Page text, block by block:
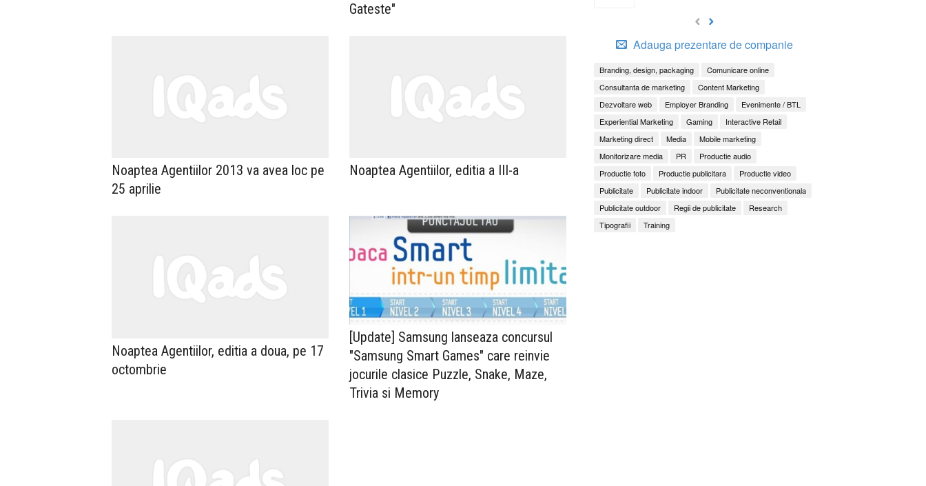
Gateste"
Noaptea Agentiilor 2013 va avea loc pe
25 aprilie
Noaptea Agentiilor, editia a III-a
Noaptea Agentiilor, editia a doua, pe 17
octombrie
[Update] Samsung lanseaza concursul
"Samsung Smart Games" care reinvie
jocurile clasice Puzzle, Snake, Maze,
Trivia si Memory
Adauga prezentare de companie
Branding, design, packaging
Comunicare online
Consultanta de marketing
Content Marketing
Dezvoltare web
Employer Branding
Evenimente / BTL
Experiential Marketing
Gaming
Interactive Retail
Marketing direct
Media
Mobile marketing
Monitorizare media
PR
Productie audio
Productie foto
Productie publicitara
Productie video
Publicitate
Publicitate indoor
Publicitate neconventionala
Publicitate outdoor
Regii de publicitate
Research
Tipografii
Training